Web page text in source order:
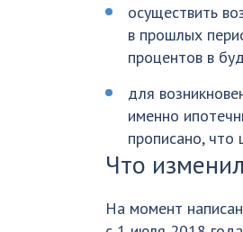
осуществить
в прошлых
процентов в
для
именно
прописано,
Что
На момент